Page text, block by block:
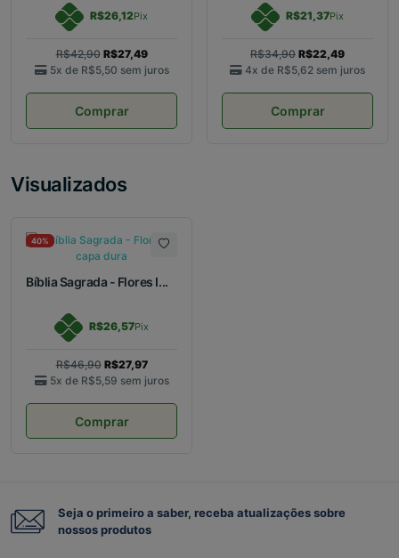
R$26,12Pix
R$42,90 R$27,49
5x de R$5,50 sem juros
Comprar
R$21,37Pix
R$34,90 R$22,49
4x de R$5,62 sem juros
Comprar
Visualizados
40%
Bíblia Sagrada - Flores I...
R$26,57Pix
R$46,90 R$27,97
5x de R$5,59 sem juros
Comprar
Seja o primeiro a saber, receba atualizações sobre
nossos produtos